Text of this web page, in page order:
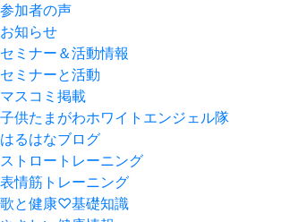
参加者の声
お知らせ
セミナー＆活動情報
セミナーと活動
マスコミ掲載
子供たまがわホワイトエンジェル隊
はるはなブログ
ストロートレーニング
表情筋トレーニング
歌と健康♡基礎知識